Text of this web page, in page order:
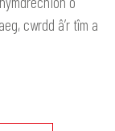
cwrdd â’r tîm a